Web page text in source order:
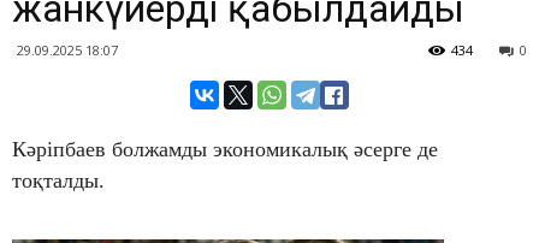
29.09.2025 18:07 0
434
Кәріпбаев болжамды экономикалық әсерге де
тоқталды.